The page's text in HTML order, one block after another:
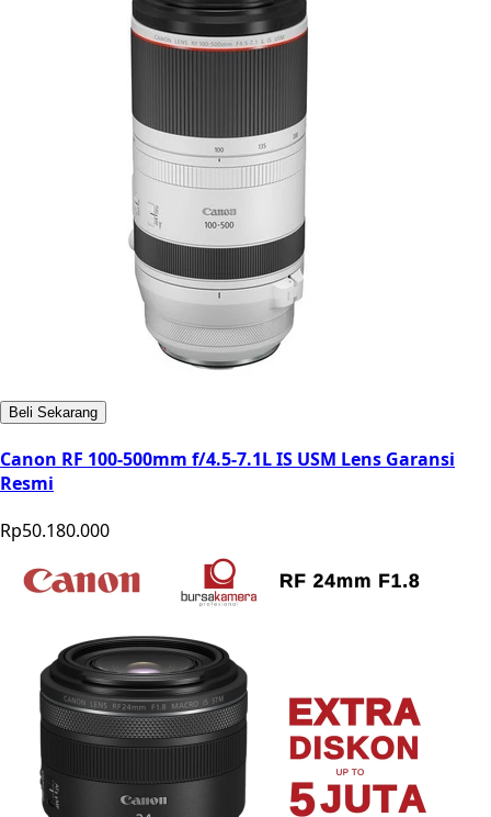
Beli Sekarang
Canon RF 100-500mm f/4.5-7.1L IS USM Lens Garansi
Resmi
Rp50.180.000